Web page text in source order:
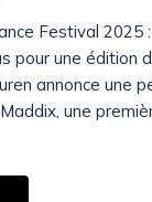
Festival 2025
pour une édition
annonce une
une